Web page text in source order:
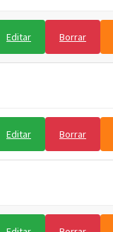
Editar Borrar
Editar Borrar